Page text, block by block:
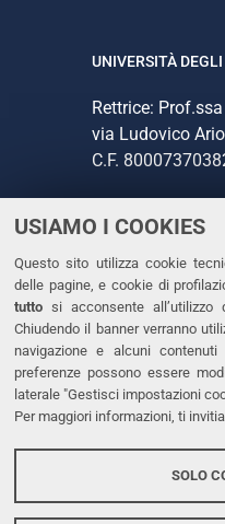
USIAMO I COOKIES
Questo sito utilizza cookie
delle pagine, e cookie di
tutto si acconsente
Chiudendo il banner verranno
navigazione e alcuni
preferenze possono essere
laterale "Gestisci impostazioni
Per maggiori informazioni, ti
SOLO
UNIVERSITÀ
Rettrice:
via Ludovico
C.F.
CONTATTI
Tel. +39 0532
Fax. +39 0532
PEC
LINKS
Dichiarazione
Protezione dati